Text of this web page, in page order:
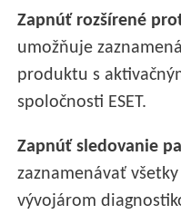
Zapnúť rozšírené
umožňuje
produktu s
spoločnosti ESET.
Zapnúť sledovanie
zaznamenávať
vývojárom